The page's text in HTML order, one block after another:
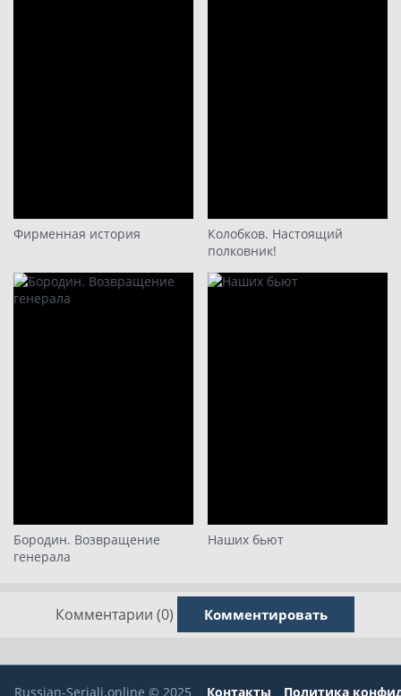
Фирменная история
Колобков. Настоящий
полковник!
Бородин. Возвращение
генерала
Наших бьют
Комментарии (0) Комментировать
Russian-Seriali.online © 2025 Контакты Политика